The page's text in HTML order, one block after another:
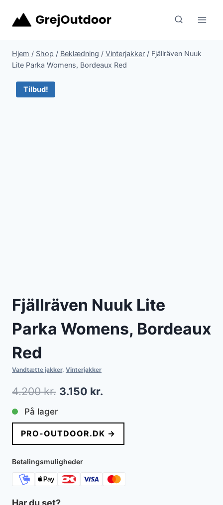
Hjem / Shop / Beklædning / Vinterjakker / Fjällräven Nuuk
Lite Parka Womens, Bordeaux Red
Tilbud!
Fjällräven Nuuk Lite
Parka Womens, Bordeaux
Red
Vandtætte jakker, Vinterjakker
4.200kr. Den
pris
var:
4.200 kr..
3.150 kr.
pris
er:
På lager
PRO-OUTDOOR.DK →
Betalingsmuligheder